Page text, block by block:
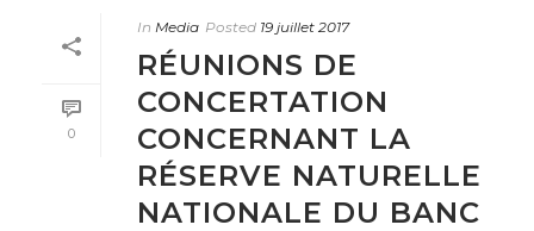
0
In Media Posted 19 juillet 2017
RÉUNIONS DE
CONCERTATION
CONCERNANT LA
RÉSERVE NATURELLE
NATIONALE DU BANC